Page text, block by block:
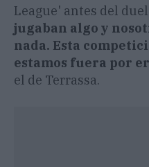
League' antes del
jugaban algo y
nada. Esta
estamos fuera por
el de Terrassa.